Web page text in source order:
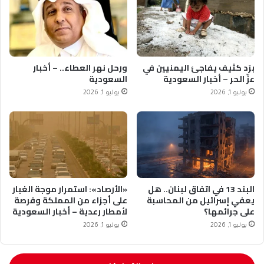
برَد كثيف يفاجئ اليمنيين في
عزّ الحر – أخبار السعودية
يوليو 1, 2026
ورحل نهر العطاء.. – أخبار
السعودية
يوليو 1, 2026
البند 13 في اتفاق لبنان.. هل
يعفي إسرائيل من المحاسبة
على جرائمها؟
يوليو 1, 2026
«الأرصاد»: استمرار موجة الغبار
على أجزاء من المملكة وفرصة
لأمطار رعدية – أخبار السعودية
يوليو 1, 2026